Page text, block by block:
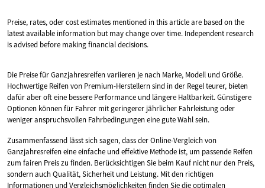
Preise, rates, oder cost estimates mentioned in this article are based on the
latest available information but may change over time. Independent research
is advised before making financial decisions.
Die Preise für Ganzjahresreifen variieren je nach Marke, Modell und Größe.
Hochwertige Reifen von Premium-Herstellern sind in der Regel teurer, bieten
dafür aber oft eine bessere Performance und längere Haltbarkeit. Günstigere
Optionen können für Fahrer mit geringerer jährlicher Fahrleistung oder
weniger anspruchsvollen Fahrbedingungen eine gute Wahl sein.
Zusammenfassend lässt sich sagen, dass der Online-Vergleich von
Ganzjahresreifen eine einfache und effektive Methode ist, um passende Reifen
zum fairen Preis zu finden. Berücksichtigen Sie beim Kauf nicht nur den Preis,
sondern auch Qualität, Sicherheit und Leistung. Mit den richtigen
Informationen und Vergleichsmöglichkeiten finden Sie die optimalen